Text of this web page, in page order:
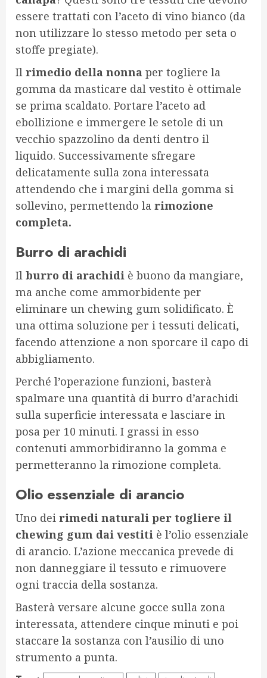
essere trattati con l’aceto di vino bianco (da
non utilizzare lo stesso metodo per seta o
stoffe pregiate).
Il rimedio della nonna per togliere la
gomma da masticare dal vestito è ottimale
se prima scaldato. Portare l’aceto ad
ebollizione e immergere le setole di un
vecchio spazzolino da denti dentro il
liquido. Successivamente sfregare
delicatamente sulla zona interessata
attendendo che i margini della gomma si
sollevino, permettendo la rimozione
completa.
Burro di arachidi
Il burro di arachidi è buono da mangiare,
ma anche come ammorbidente per
eliminare un chewing gum solidificato. È
una ottima soluzione per i tessuti delicati,
facendo attenzione a non sporcare il capo di
abbigliamento.
Perché l’operazione funzioni, basterà
spalmare una quantità di burro d’arachidi
sulla superficie interessata e lasciare in
posa per 10 minuti. I grassi in esso
contenuti ammorbidiranno la gomma e
permetteranno la rimozione completa.
Olio essenziale di arancio
Uno dei rimedi naturali per togliere il
chewing gum dai vestiti è l’olio essenziale
di arancio. L’azione meccanica prevede di
non danneggiare il tessuto e rimuovere
ogni traccia della sostanza.
Basterà versare alcune gocce sulla zona
interessata, attendere cinque minuti e poi
staccare la sostanza con l’ausilio di uno
strumento a punta.